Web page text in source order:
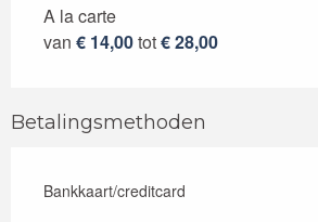
Tarieven 2026
A la carte
van € 14,00tot€ 28,00
Betalingsmethoden
Bankkaart/creditcard